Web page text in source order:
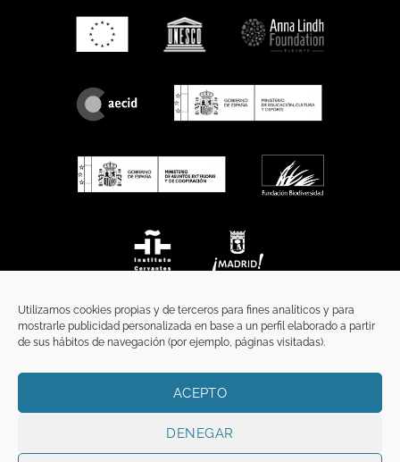
Utilizamos cookies propias y de terceros para fines analíticos y para
mostrarle publicidad personalizada en base a un perfil elaborado a partir
de sus hábitos de navegación (por ejemplo, páginas visitadas).
ACEPTO
DENEGAR
TÉRMINOS Y CONDICIONES
Copyright 2026 ©FunciFUNCI es titular de los derechos de propiedad